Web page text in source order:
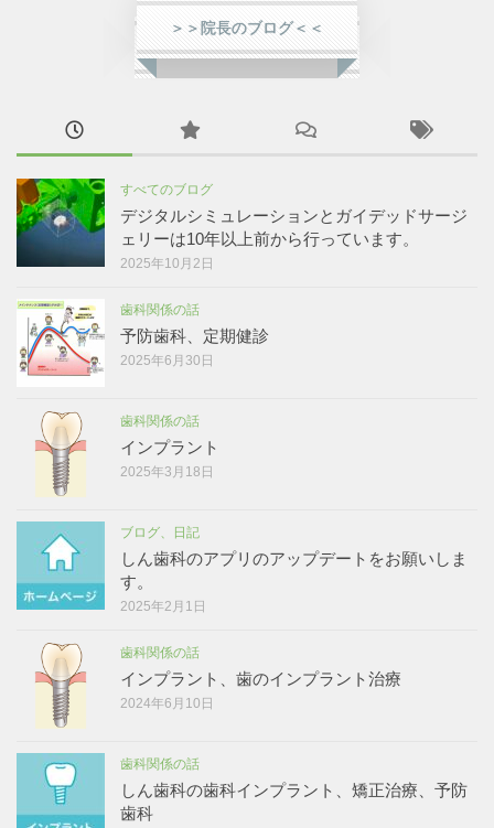
＞＞院長のブログ＜＜
すべてのブログ
デジタルシミュレーションとガイデッドサージ
ェリーは10年以上前から行っています。
2025年10月2日
歯科関係の話
予防歯科、定期健診
2025年6月30日
歯科関係の話
インプラント
2025年3月18日
ブログ、日記
しん歯科のアプリのアップデートをお願いしま
す。
2025年2月1日
歯科関係の話
インプラント、歯のインプラント治療
2024年6月10日
歯科関係の話
しん歯科の歯科インプラント、矯正治療、予防
歯科